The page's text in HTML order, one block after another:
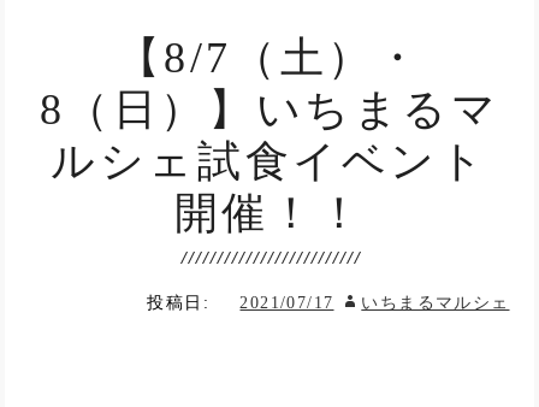
【8/7（土）・
8（日）】いちまるマ
ルシェ試食イベント
開催！！
投稿日: 2021/07/17 いちまるマルシェ